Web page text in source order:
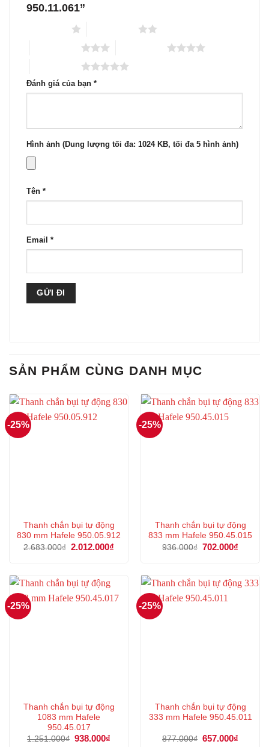
950.11.061”
Đánh giá của bạn *
Hình ảnh (Dung lượng tối đa: 1024 KB, tối đa 5 hình ảnh)
Tên *
Email *
SẢN PHẨM CÙNG DANH MỤC
-25%
Thanh chắn bụi tự động
830 mm Hafele 950.05.912
2.683.000₫ Giá
2.012.000₫
2.012.000₫.
-25%
Thanh chắn bụi tự động
833 mm Hafele 950.45.015
936.000₫ Giá
702.000₫
-25%
Thanh chắn bụi tự động
1083 mm Hafele
950.45.017
1.251.000₫ Giá
938.000₫
-25%
Thanh chắn bụi tự động
333 mm Hafele 950.45.011
877.000₫ Giá
657.000₫